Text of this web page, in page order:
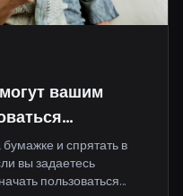
вашим
и спрятать в
вы задаетесь
пользоваться